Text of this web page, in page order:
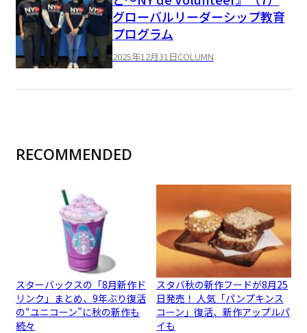
グローバルリーダーシップ教育
プログラム
2025年12月31日COLUMN
RECOMMENDED
スターバックスの「8月新作ド
リンク」まとめ、9年ぶり復活
の“ユニコーン”に秋の新作も
続々
スタバ秋の新作フードが8月25
日発売！ 人気「パンプキンス
コーン」復活、新作アップルパ
イも